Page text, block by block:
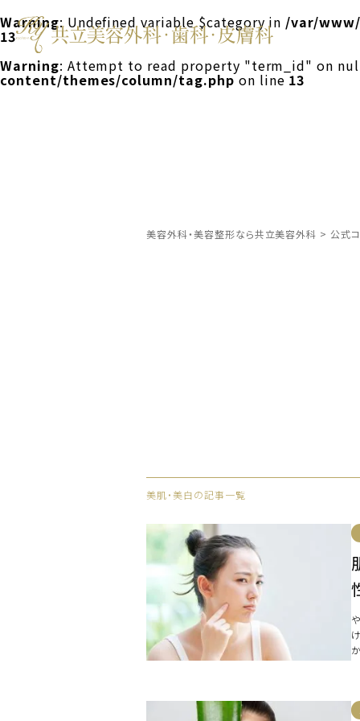
Warning: Undefined variable $category in /var/
13
Warning: Attempt to read property "term_id" on
content/themes/column/tag.phpon line13
美容外科・美容整形なら共立美容外科 > 公式
美肌・美白の記事一覧